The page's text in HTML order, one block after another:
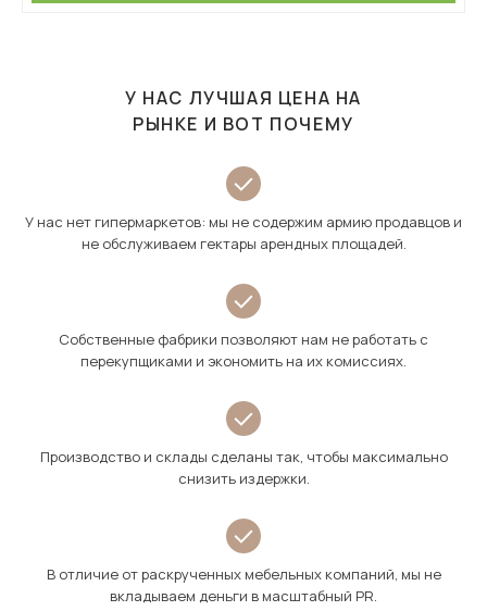
У НАС ЛУЧШАЯ ЦЕНА НА
РЫНКЕ И ВОТ ПОЧЕМУ
У нас нет гипермаркетов: мы не содержим армию продавцов и
не обслуживаем гектары арендных площадей.
Собственные фабрики позволяют нам не работать с
перекупщиками и экономить на их комиссиях.
Производство и склады сделаны так, чтобы максимально
снизить издержки.
В отличие от раскрученных мебельных компаний, мы не
вкладываем деньги в масштабный PR.